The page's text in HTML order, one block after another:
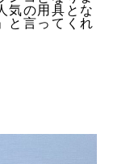
気の用具とな
と言ってくれ